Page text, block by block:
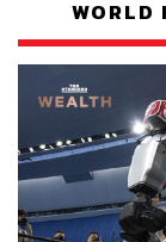
WORLD